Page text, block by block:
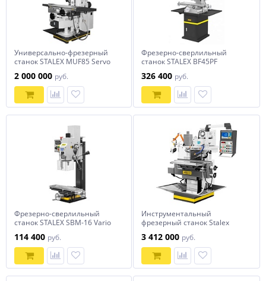
Универсально-фрезерный
станок STALEX MUF85 Servo
2 000 000 руб.
Фрезерно-сверлильный
станок STALEX BF45PF
326 400 руб.
Фрезерно-сверлильный
станок STALEX SBM-16 Vario
114 400 руб.
Инструментальный
фрезерный станок Stalex
3 412 000 руб.